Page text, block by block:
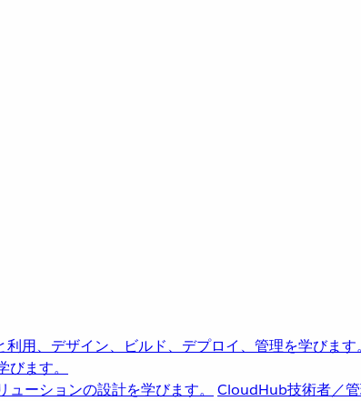
用、デザイン、ビルド、デプロイ、管理を学びます。
ます。
ーションの設計を学びます。 CloudHub技術者／